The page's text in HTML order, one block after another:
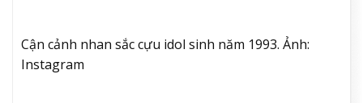
Cận cảnh nhan sắc cựu idol sinh năm 1993. Ảnh:
Instagram